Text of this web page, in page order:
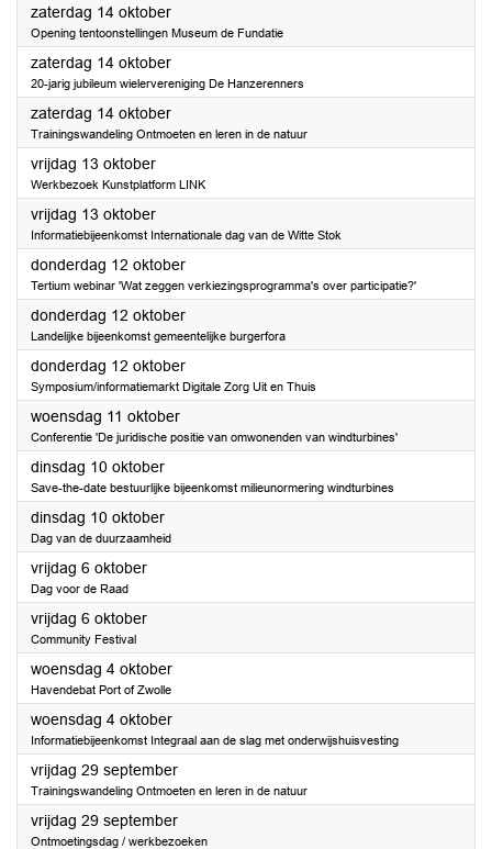
zaterdag 14 oktober2023
Opening tentoonstellingen Museum de Fundatie
zaterdag 14 oktober2023
20-jarig jubileum wielervereniging De Hanzerenners
zaterdag 14 oktober2023
Trainingswandeling Ontmoeten en leren in de natuur
vrijdag 13 oktober2023
Werkbezoek Kunstplatform LINK
vrijdag 13 oktober2023
Informatiebijeenkomst Internationale dag van de Witte Stok
donderdag 12 oktober2023
Tertium webinar 'Wat zeggen verkiezingsprogramma's over participatie?'
donderdag 12 oktober2023
Landelijke bijeenkomst gemeentelijke burgerfora
donderdag 12 oktober2023
Symposium/informatiemarkt Digitale Zorg Uit en Thuis
woensdag 11 oktober2023
Conferentie 'De juridische positie van omwonenden van windturbines'
dinsdag 10 oktober2023
Save-the-date bestuurlijke bijeenkomst milieunormering windturbines
dinsdag 10 oktober2023
Dag van de duurzaamheid
vrijdag 6 oktober2023
Dag voor de Raad
vrijdag 6 oktober2023
Community Festival
woensdag 4 oktober2023
Havendebat Port of Zwolle
woensdag 4 oktober2023
Informatiebijeenkomst Integraal aan de slag met onderwijshuisvesting
vrijdag 29 september2023
Trainingswandeling Ontmoeten en leren in de natuur
vrijdag 29 september2023
Ontmoetingsdag / werkbezoeken